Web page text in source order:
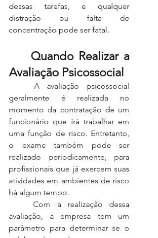
dessas tarefas, e qualquer
distração ou falta de
concentração pode ser fatal.
Avaliação Psicossocial
geralmente é realizada no
momento da contratação de um
funcionário que irá trabalhar em
uma função de risco. Entretanto,
o exame também pode ser
realizado periodicamente, para
profissionais que já exercem suas
atividades em ambientes de risco
há algum tempo.
	Com a realização dessa
avaliação, a empresa tem um
parâmetro para determinar se o